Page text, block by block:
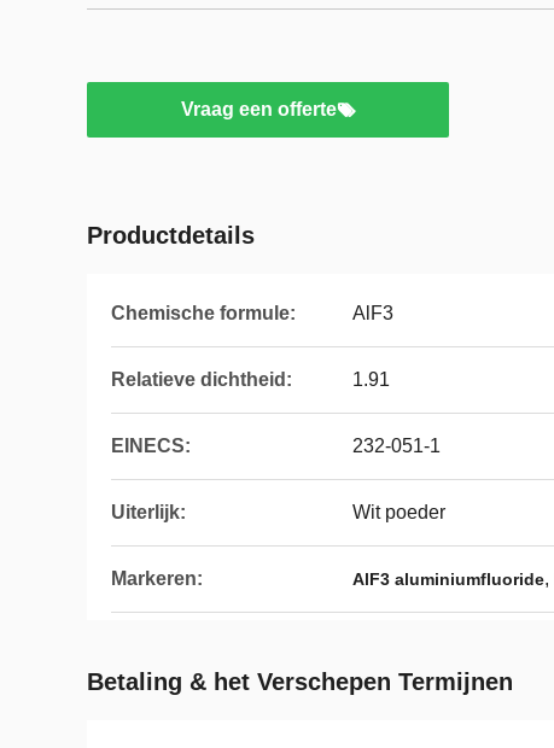
Vraag een offerte
Productdetails
Chemische formule: AlF3
Relatieve dichtheid: 1.91
EINECS: 232-051-1
Uiterlijk: Wit poeder
Markeren: AlF3 aluminiumfluoride,
Betaling & het Verschepen Termijnen